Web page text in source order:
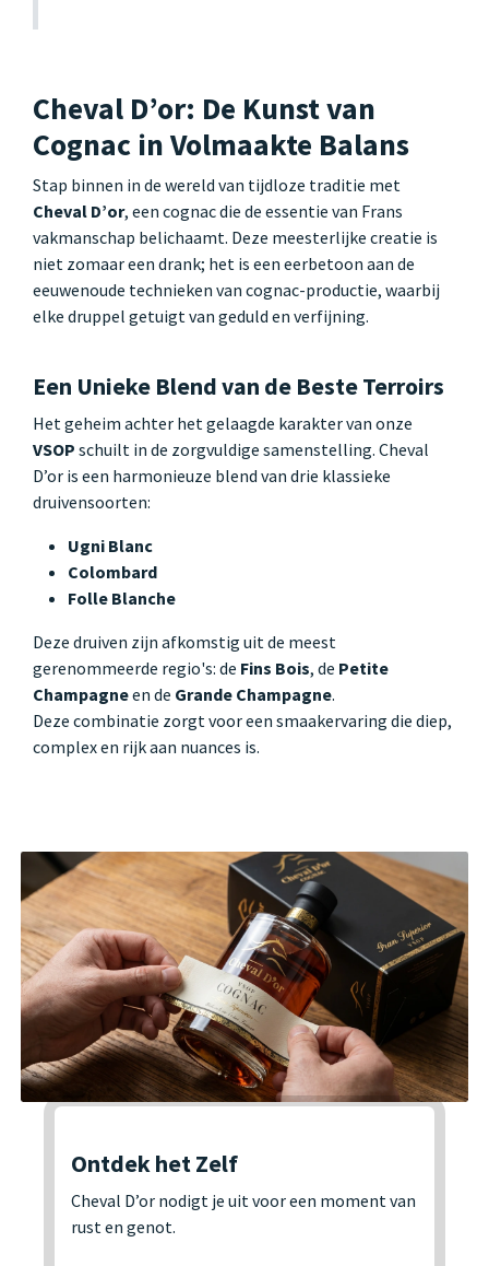
Cheval D’or: De Kunst van
Cognac in Volmaakte Balans
Stap binnen in de wereld van tijdloze traditie met
Cheval D’or, een cognac die de essentie van Frans
vakmanschap belichaamt. Deze meesterlijke creatie is
niet zomaar een drank; het is een eerbetoon aan de
eeuwenoude technieken van cognac-productie, waarbij
elke druppel getuigt van geduld en verfijning.
Een Unieke Blend van de Beste Terroirs
Het geheim achter het gelaagde karakter van onze
VSOP schuilt in de zorgvuldige samenstelling. Cheval
D’or is een harmonieuze blend van drie klassieke
druivensoorten:
Ugni Blanc
Colombard
Folle Blanche
Deze druiven zijn afkomstig uit de meest
gerenommeerde regio's: de Fins Bois, de Petite
Champagneen de Grande Champagne.
Deze combinatie zorgt voor een smaakervaring die diep,
complex en rijk aan nuances is.
Ontdek het Zelf
Cheval D’or nodigt je uit voor een moment van
rust en genot.